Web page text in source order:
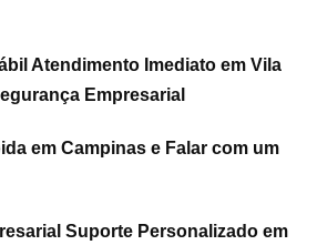
Atendimento Imediato em Vila
Empresarial
em Campinas e Falar com um
Suporte Personalizado em